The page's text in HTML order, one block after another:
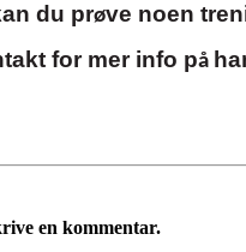
du prøve noen
for merinfo på
en kommentar.